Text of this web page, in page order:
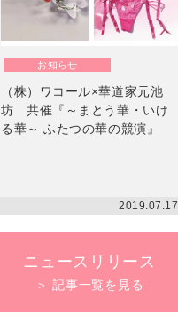
お知らせ
（株）ワコール×華道家元池
坊 共催『～まとう華・いけ
る華～ ふたつの華の競演』
2019.07.17
ニュースリリース
＞ 記事一覧を見る